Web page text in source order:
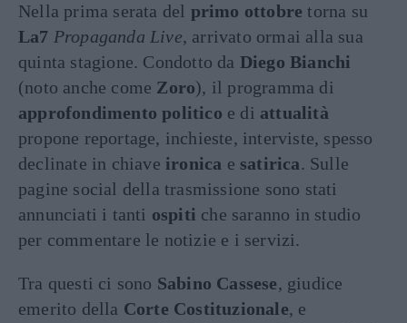
Nella prima serata del primo ottobre torna su
La7 Propaganda Live, arrivato ormai alla sua
quinta stagione. Condotto da Diego Bianchi
(noto anche come Zoro), il programma di
approfondimento politico e di attualità
propone reportage, inchieste, interviste, spesso
declinate in chiave ironica e satirica. Sulle
pagine social della trasmissione sono stati
annunciati i tanti ospiti che saranno in studio
per commentare le notizie e i servizi.
Tra questi ci sono Sabino Cassese, giudice
emerito della Corte Costituzionale, e